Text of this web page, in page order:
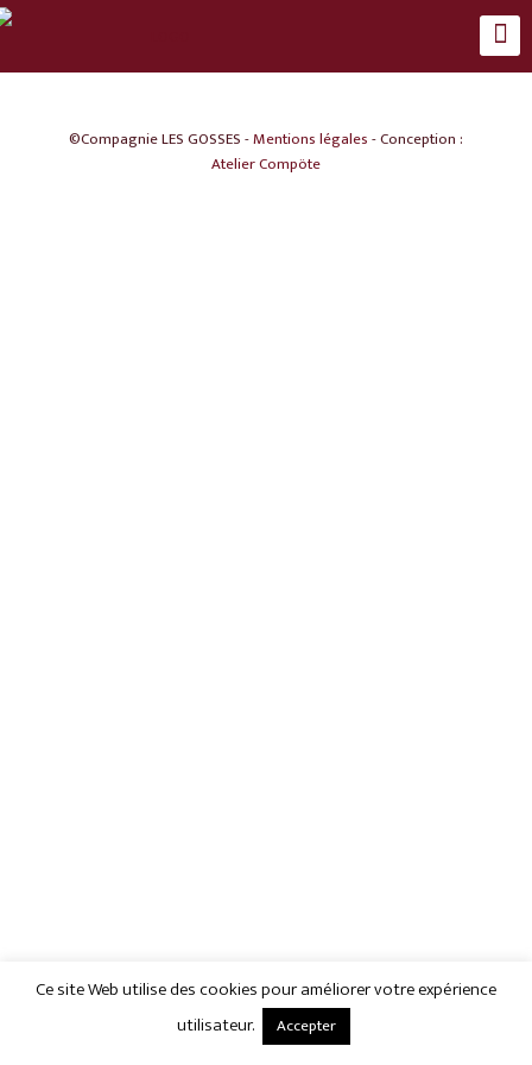
©Compagnie LES GOSSES -Mentions légales- Conception :
Atelier Compöte
Ce site Web utilise des cookies pour améliorer votre expérience
utilisateur.
Accepter